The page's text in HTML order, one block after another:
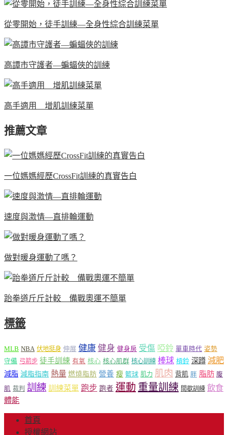
從零開始，徒手訓練—全身性綜合訓練菜單
高譚市守護者—蝙蝠俠的訓練
高手適用 增肌訓練菜單
推薦文章
一位媽媽經歷CrossFit訓練的真實告白
速度與激情—直排輪運動
做對暖身運動了嗎？
跆拳道斤斤計較 備戰奧運不簡單
標籤
MLB NBA 伏地挺身 伸展 健康 健身 健身房 受傷 啞鈴 單車時代 姿勢
守備 弓箭步 徒手訓練 有氧 核心 核心肌群 核心訓練 棒球 槓鈴 深蹲 減肥
減脂 減脂指南 熱量 燃燒脂肪 營養 瘦 籃球 肌力 肌肉 背肌 胖 脂肪 腹
肌 裁判 訓練 訓練菜單 跑步 跑者 運動 重量訓練 間歇訓練 飲食
體能
首頁
授權網站